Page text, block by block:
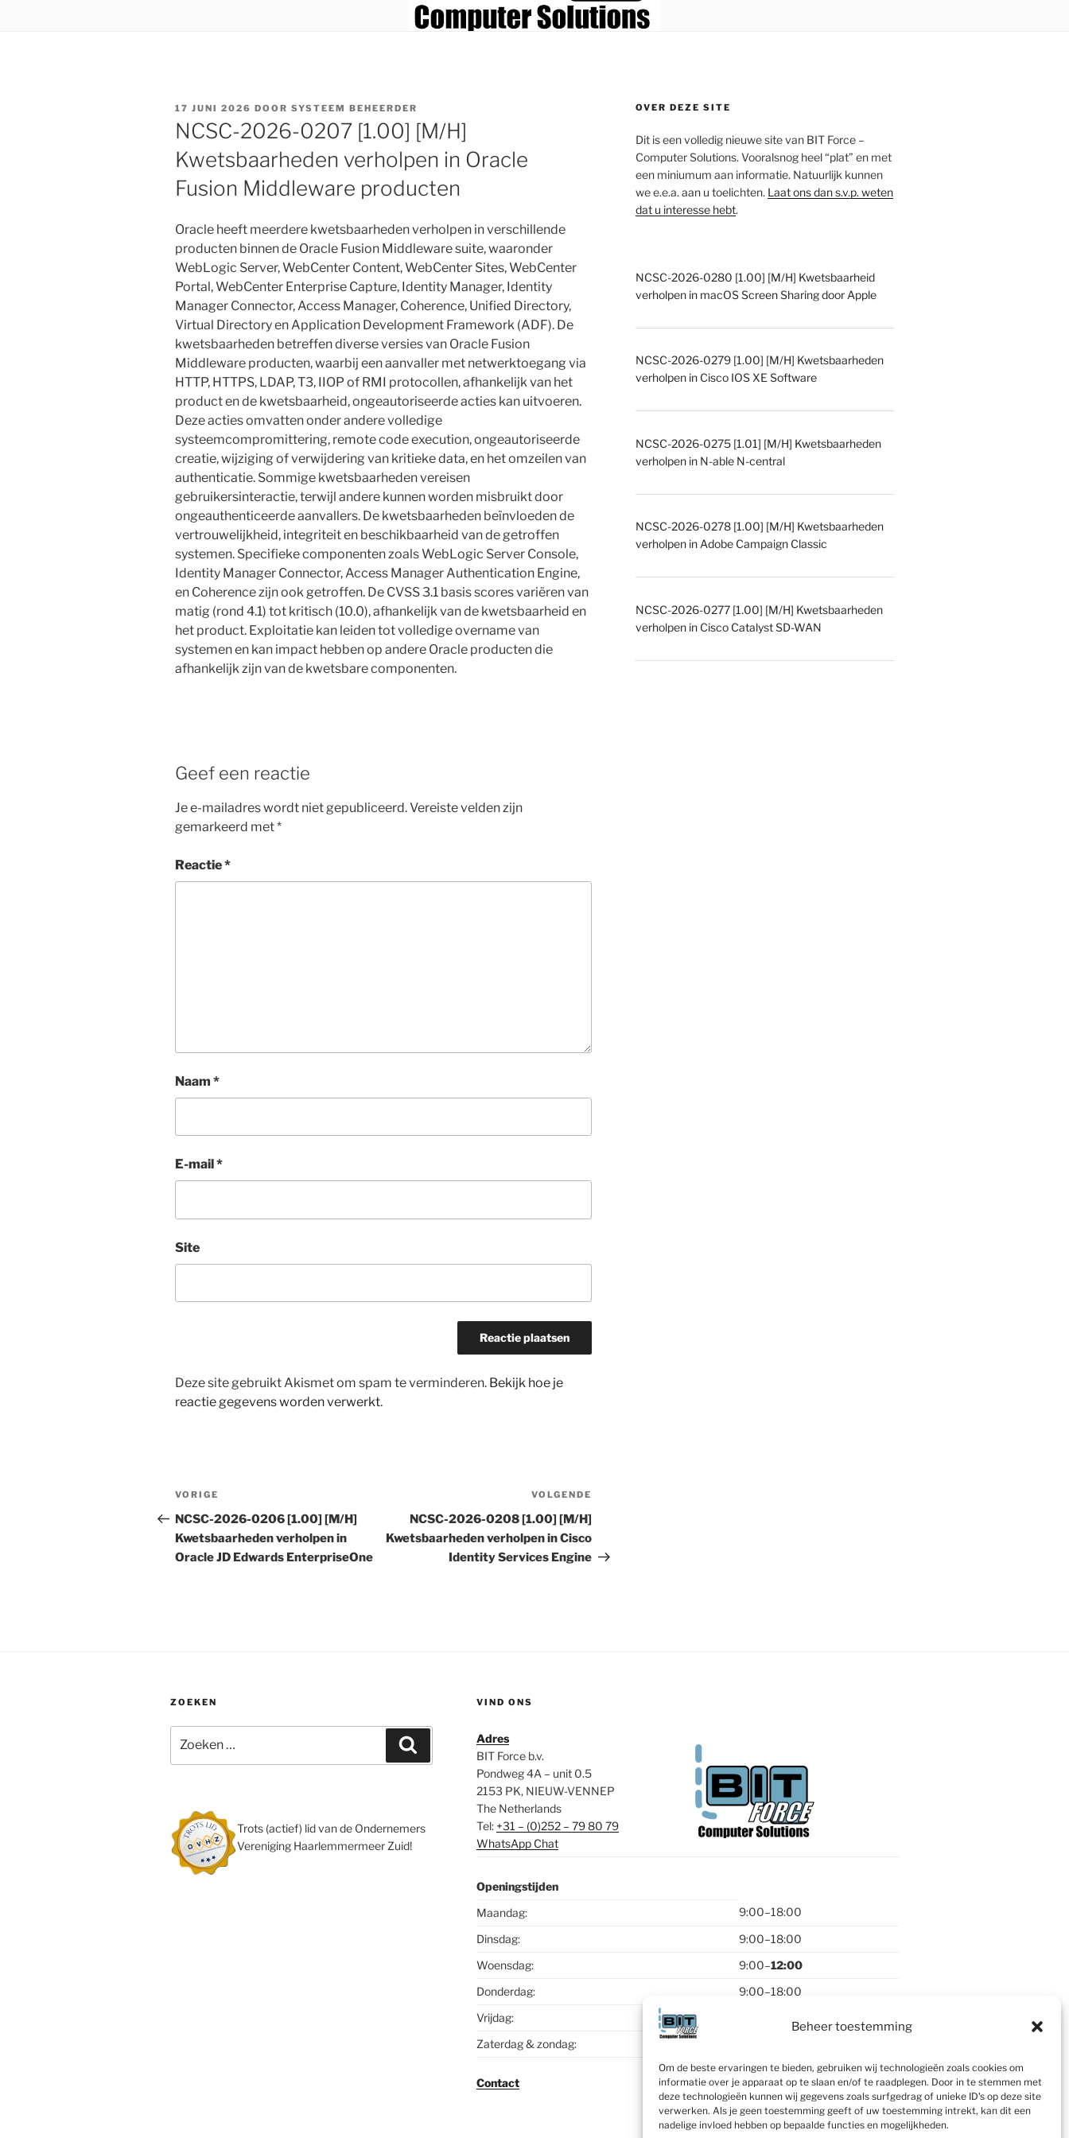
Beheer toestemming
Om de beste ervaringen te bieden, gebruiken wij technologieën zoals cookies om
informatie over je apparaat op te slaan en/of te raadplegen. Door in te stemmen met
deze technologieën kunnen wij gegevens zoals surfgedrag of unieke ID's op deze site
verwerken. Als je geen toestemming geeft of uw toestemming intrekt, kan dit een
nadelige invloed hebben op bepaalde functies en mogelijkheden.
GEPLAATST
OP
17 JUNI 2026 DOOR SYSTEEM BEHEERDER
NCSC-2026-0207 [1.00] [M/H]
Kwetsbaarheden verholpen in Oracle
Fusion Middleware producten
Oracle heeft meerdere kwetsbaarheden verholpen in verschillende
producten binnen de Oracle Fusion Middleware suite, waaronder
WebLogic Server, WebCenter Content, WebCenter Sites, WebCenter
Portal, WebCenter Enterprise Capture, Identity Manager, Identity
Manager Connector, Access Manager, Coherence, Unified Directory,
Virtual Directory en Application Development Framework (ADF). De
kwetsbaarheden betreffen diverse versies van Oracle Fusion
Middleware producten, waarbij een aanvaller met netwerktoegang via
HTTP, HTTPS, LDAP, T3, IIOP of RMI protocollen, afhankelijk van het
product en de kwetsbaarheid, ongeautoriseerde acties kan uitvoeren.
Deze acties omvatten onder andere volledige
systeemcompromittering, remote code execution, ongeautoriseerde
creatie, wijziging of verwijdering van kritieke data, en het omzeilen van
authenticatie. Sommige kwetsbaarheden vereisen
gebruikersinteractie, terwijl andere kunnen worden misbruikt door
ongeauthenticeerde aanvallers. De kwetsbaarheden beïnvloeden de
vertrouwelijkheid, integriteit en beschikbaarheid van de getroffen
systemen. Specifieke componenten zoals WebLogic Server Console,
Identity Manager Connector, Access Manager Authentication Engine,
en Coherence zijn ook getroffen. De CVSS 3.1 basis scores variëren van
matig (rond 4.1) tot kritisch (10.0), afhankelijk van de kwetsbaarheid en
het product. Exploitatie kan leiden tot volledige overname van
systemen en kan impact hebben op andere Oracle producten die
afhankelijk zijn van de kwetsbare componenten.
Geef een reactie
Je e-mailadres wordt niet gepubliceerd.Vereiste velden zijn
gemarkeerd met*
Reactie*
Naam *
E-mail *
Site
Deze site gebruikt Akismet om spam te verminderen. Bekijk hoe je
reactie gegevens worden verwerkt.
Bericht
navigatie
Vorig
bericht
VORIGE
NCSC-2026-0206 [1.00] [M/H]
Kwetsbaarheden verholpen in
Oracle JD Edwards EnterpriseOne
VOLGENDE
NCSC-2026-0208 [1.00] [M/H]
Kwetsbaarheden verholpen in Cisco
Identity Services Engine
OVER DEZE SITE
Dit is een volledig nieuwe site van BIT Force –
Computer Solutions. Vooralsnog heel “plat” en met
een miniumum aan informatie. Natuurlijk kunnen
we e.e.a. aan u toelichten. Laat ons dan s.v.p. weten
dat u interesse hebt.
NCSC-2026-0280 [1.00] [M/H] Kwetsbaarheid
verholpen in macOS Screen Sharing door Apple
NCSC-2026-0279 [1.00] [M/H] Kwetsbaarheden
verholpen in Cisco IOS XE Software
NCSC-2026-0275 [1.01] [M/H] Kwetsbaarheden
verholpen in N-able N-central
NCSC-2026-0278 [1.00] [M/H] Kwetsbaarheden
verholpen in Adobe Campaign Classic
NCSC-2026-0277 [1.00] [M/H] Kwetsbaarheden
verholpen in Cisco Catalyst SD-WAN
ZOEKEN
naar:
Trots (actief) lid van de Ondernemers
Vereniging Haarlemmermeer Zuid!
VIND ONS
Adres
BIT Force b.v.
Pondweg 4A – unit 0.5
2153 PK, NIEUW-VENNEP
The Netherlands
Tel: +31 – (0)252 – 79 80 79
WhatsApp Chat
Openingstijden
Maandag:
9:00–18:00
Dinsdag:
9:00–18:00
Woensdag:
9:00–12:00
Donderdag:
9:00–18:00
Vrijdag:
Zaterdag & zondag:
Contact